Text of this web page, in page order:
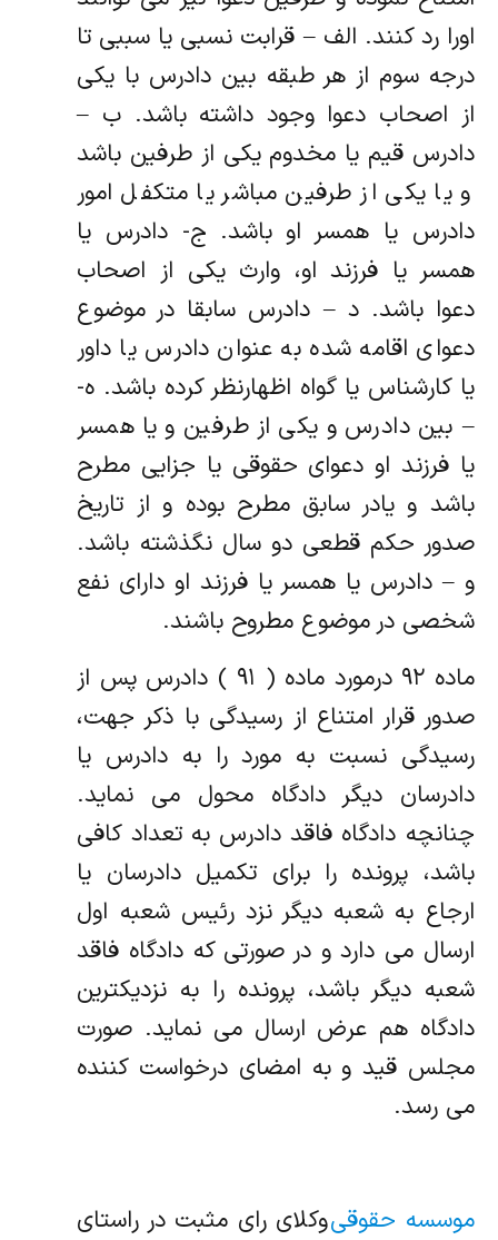
اورا رد کنند. الف – قرابت نسبی یا سببی تا
درجه سوم از هر طبقه بین دادرس با یکی
از اصحاب دعوا وجود داشته باشد. ب –
دادرس قیم یا مخدوم یکی از طرفین باشد
و یا یکی از طرفین مباشر یا متکفل امور
دادرس یا همسر او باشد. ج- دادرس یا
همسر یا فرزند او، وارث یکی از اصحاب
دعوا باشد. د – دادرس سابقا در موضوع
دعوای اقامه شده به عنوان دادرس یا داور
یا کارشناس یا گواه اظهارنظر کرده باشد. ه-
– بین دادرس و یکی از طرفین و یا همسر
یا فرزند او دعوای حقوقی یا جزایی مطرح
باشد و یادر سابق مطرح بوده و از تاریخ
صدور حکم قطعی دو سال نگذشته باشد.
و – دادرس یا همسر یا فرزند او دارای نفع
شخصی در موضوع مطروح باشند.
ماده ۹۲ درمورد ماده ( ۹۱ ) دادرس پس از
صدور قرار امتناع از رسیدگی با ذکر جهت،
رسیدگی نسبت به مورد را به دادرس یا
دادرسان دیگر دادگاه محول می نماید.
چنانچه دادگاه فاقد دادرس به تعداد کافی
باشد، پرونده را برای تکمیل دادرسان یا
ارجاع به شعبه دیگر نزد رئیس شعبه اول
ارسال می دارد و در صورتی که دادگاه فاقد
شعبه دیگر باشد، پرونده را به نزدیکترین
دادگاه هم عرض ارسال می نماید. صورت
مجلس قید و به امضای درخواست کننده
می رسد.
موسسه حقوقیوکلای رای مثبت در راستای